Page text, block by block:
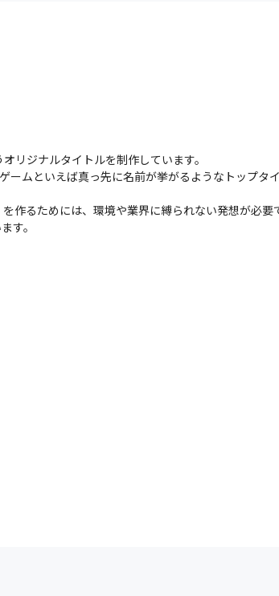
リジナルタイトルを制作しています。
ームといえば真っ先に名前が挙がるようなトップ
作るためには、環境や業界に縛られない発想が必
す。